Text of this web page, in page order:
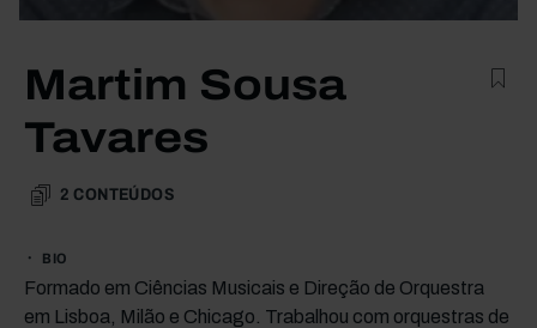
Martim Sousa
Tavares
2 CONTEÚDOS
BIO
Formado em Ciências Musicais e Direção de Orquestra
em Lisboa, Milão e Chicago. Trabalhou com orquestras de